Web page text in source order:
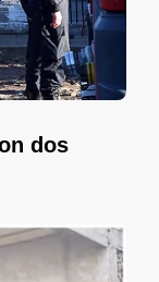
dos